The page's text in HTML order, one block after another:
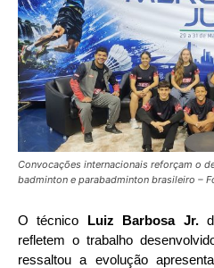
Convocações internacionais reforçam o
badminton e parabadminton brasileiro –
O técnico Luiz Barbosa Jr.
refletem o trabalho
ressaltou a evolução